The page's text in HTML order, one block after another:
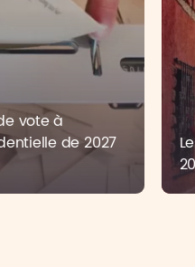
vote à
de 2027